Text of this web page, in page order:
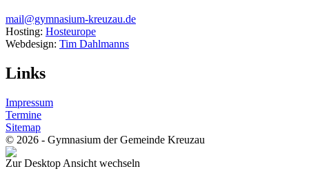
mail@gymnasium-kreuzau.de
Hosting: Hosteurope
Webdesign: Tim Dahlmanns
Links
Impressum
Termine
Sitemap
© 2026 - Gymnasium der Gemeinde Kreuzau
Zur Desktop Ansicht wechseln